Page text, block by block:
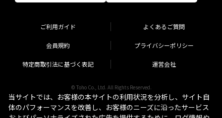
ご利用ガイド よくあるご質問
会員規約 プライバシーポリシー
特定商取引法に基づく表記 運営会社
© Toho Co., Ltd. All Rights Reserved.
当サイトでは、お客様の本サイトの利用状況を分析し、サイト自
体のパフォーマンスを改善し、お客様のニーズに沿ったサービス